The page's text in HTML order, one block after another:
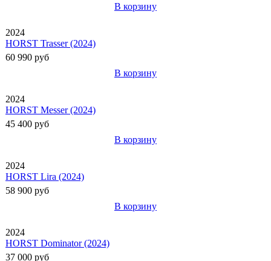
В корзину
2024
HORST Trasser (2024)
60 990 руб
В корзину
2024
HORST Messer (2024)
45 400 руб
В корзину
2024
HORST Lira (2024)
58 900 руб
В корзину
2024
HORST Dominator (2024)
37 000 руб